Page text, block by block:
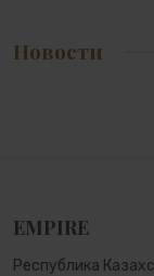
Новости
EMPIRE
Республика